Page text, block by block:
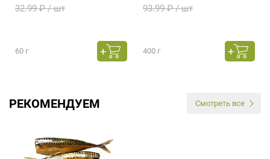
32.99 ₽ / шт
60 г
93.99 ₽ / шт
400 г
РЕКОМЕНДУЕМ Смотреть все